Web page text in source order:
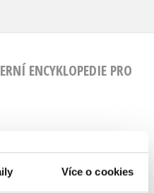
Více o cookies
ENCYKLOPEDIE PRO
pro